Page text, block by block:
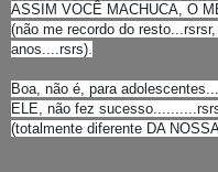
ASSIM VOCÊ MACHUCA, O
(não me recordo do
anos....rsrs).
Boa, não é, para
ELE, não fez
(totalmente diferente DA